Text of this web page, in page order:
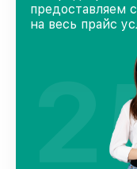
предоставляем
на весь прайс